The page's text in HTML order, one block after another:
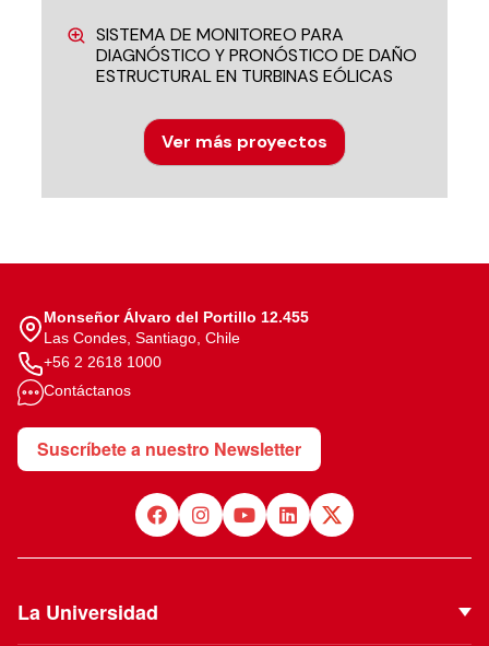
SISTEMA DE MONITOREO PARA
DIAGNÓSTICO Y PRONÓSTICO DE DAÑO
ESTRUCTURAL EN TURBINAS EÓLICAS
Ver más proyectos
Monseñor Álvaro del Portillo 12.455
Las Condes, Santiago, Chile
+56 2 2618 1000
Contáctanos
Suscríbete a nuestro Newsletter
La Universidad